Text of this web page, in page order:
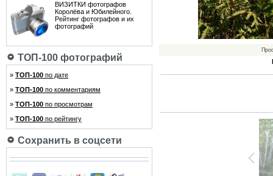
ВИЗИТКИ фотографов
Королёва и Юбилейного.
Рейтинг фотографов и их
фотографий
ТОП-100 фотографий
» ТОП-100 по дате
» ТОП-100 по комментариям
» ТОП-100 по просмотрам
» ТОП-100 по рейтингу
Сохранить в соцсети